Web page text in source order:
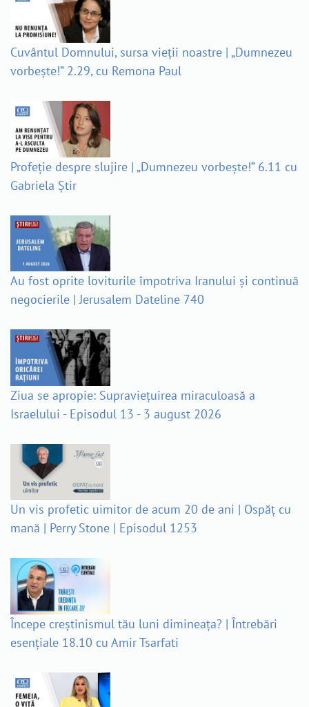
Cuvântul Domnului, sursa vieții noastre | „Dumnezeu
vorbește!” 2.29, cu Remona Paul
Profeție despre slujire | „Dumnezeu vorbește!” 6.11 cu
Gabriela Știr
Au fost oprite loviturile împotriva Iranului și continuă
negocierile | Jerusalem Dateline 740
Ziua se apropie: Supraviețuirea miraculoasă a
Israelului - Episodul 13 - 3 august 2026
Un vis profetic uimitor de acum 20 de ani | Ospăț cu
mană | Perry Stone | Episodul 1253
Începe creștinismul tău luni dimineața? | Întrebări
esențiale 18.10 cu Amir Tsarfati